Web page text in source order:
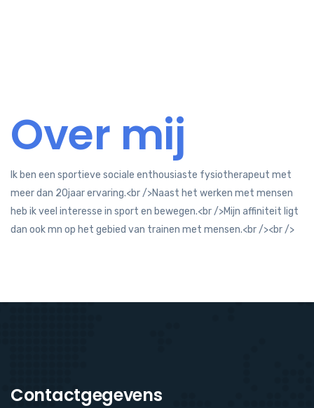
Over mij
Ik ben een sportieve sociale enthousiaste fysiotherapeut met
meer dan 20jaar ervaring.<br />Naast het werken met mensen
heb ik veel interesse in sport en bewegen.<br />Mijn affiniteit ligt
dan ook mn op het gebied van trainen met mensen.<br /><br />
Contactgegevens